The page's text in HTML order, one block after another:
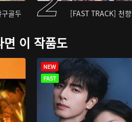
골두 [FAST TRACK] 천향
이 작품도